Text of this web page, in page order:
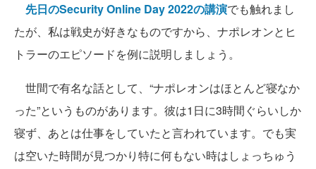
先日のSecurity Online Day 2022の講演でも触れまし
たが、私は戦史が好きなものですから、ナポレオンとヒ
トラーのエピソードを例に説明しましょう。
世間で有名な話として、“ナポレオンはほとんど寝なか
った”というものがあります。彼は1日に3時間ぐらいしか
寝ず、あとは仕事をしていたと言われています。でも実
は空いた時間が見つかり特に何もない時はしょっちゅう